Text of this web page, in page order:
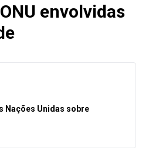
envolvidas
Nações Unidas sobre